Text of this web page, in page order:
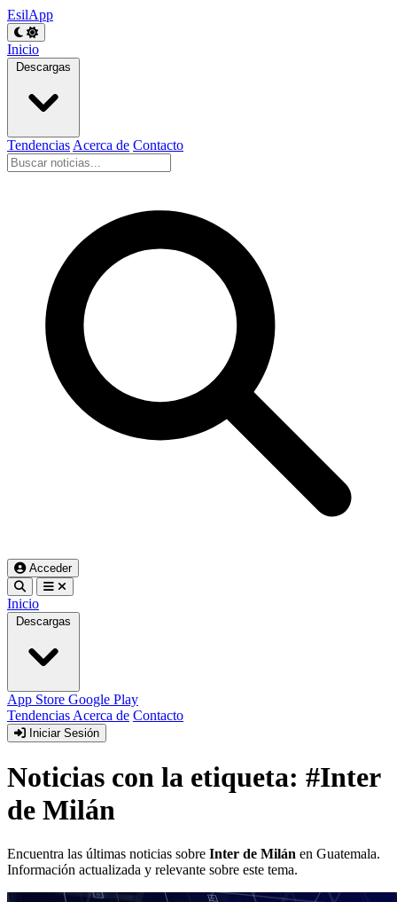
EsilApp
Inicio
Descargas
Tendencias Acerca de Contacto
Acceder
Inicio
Descargas
App Store Google Play
Tendencias Acerca de Contacto
Iniciar Sesión
Noticias con la etiqueta: #Inter
de Milán
Encuentra las últimas noticias sobre Inter de Milán en Guatemala.
Información actualizada y relevante sobre este tema.